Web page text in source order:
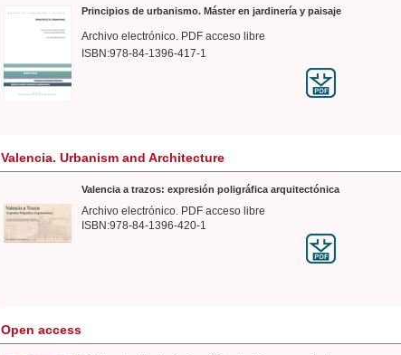
Principios de urbanismo. Máster en jardinería y paisaje
Archivo electrónico. PDF acceso libre
ISBN:978-84-1396-417-1
Valencia. Urbanism and Architecture
Valencia a trazos: expresión poligráfica arquitectónica
Archivo electrónico. PDF acceso libre
ISBN:978-84-1396-420-1
Open access